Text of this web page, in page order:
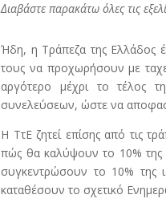
Διαβάστε παρακάτω όλες τις
Ήδη, η Τράπεζα της Ελλάδος
τους να προχωρήσουν με
αργότερο μέχρι το τέλος
συνελεύσεων, ώστε να
Η ΤτΕ ζητεί επίσης από τις
πώς θα καλύψουν το 10% της
συγκεντρώσουν το 10% της
καταθέσουν το σχετικό